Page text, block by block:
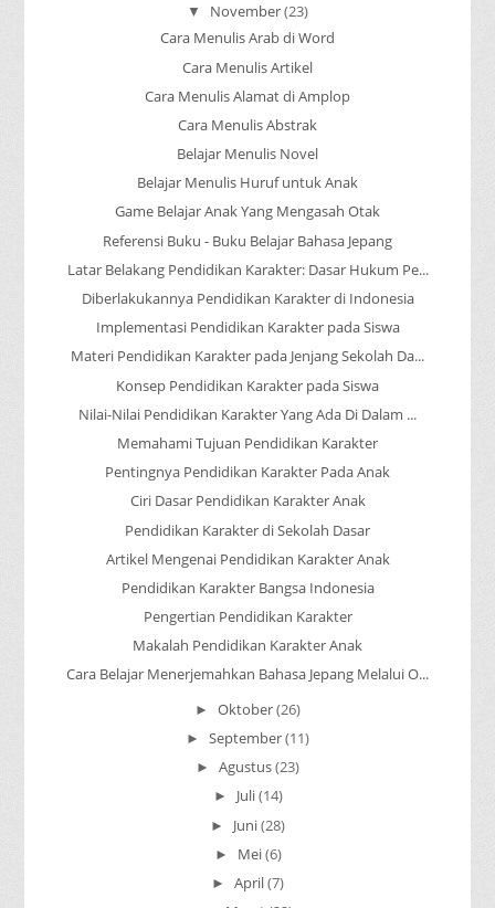
▼ November(23)
Cara Menulis Arab di Word
Cara Menulis Artikel
Cara Menulis Alamat di Amplop
Cara Menulis Abstrak
Belajar Menulis Novel
Belajar Menulis Huruf untuk Anak
Game Belajar Anak Yang Mengasah Otak
Referensi Buku - Buku Belajar Bahasa Jepang
Latar Belakang Pendidikan Karakter: Dasar Hukum Pe...
Diberlakukannya Pendidikan Karakter di Indonesia
Implementasi Pendidikan Karakter pada Siswa
Materi Pendidikan Karakter pada Jenjang Sekolah Da...
Konsep Pendidikan Karakter pada Siswa
Nilai-Nilai Pendidikan Karakter Yang Ada Di Dalam ...
Memahami Tujuan Pendidikan Karakter
Pentingnya Pendidikan Karakter Pada Anak
Ciri Dasar Pendidikan Karakter Anak
Pendidikan Karakter di Sekolah Dasar
Artikel Mengenai Pendidikan Karakter Anak
Pendidikan Karakter Bangsa Indonesia
Pengertian Pendidikan Karakter
Makalah Pendidikan Karakter Anak
Cara Belajar Menerjemahkan Bahasa Jepang Melalui O...
► Oktober(26)
► September(11)
► Agustus(23)
► Juli(14)
► Juni(28)
► Mei(6)
► April(7)